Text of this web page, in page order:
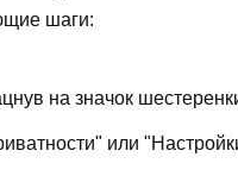
шаги:
на значок
или